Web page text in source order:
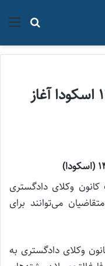
جستجو
ثبت نام آزمون وکالت ۱۴۰۴ اسکودا آغاز
کانون وکلای دادگستری
آغاز شده و متقاضیان می‌توانند برای
وکلای دادگستری به